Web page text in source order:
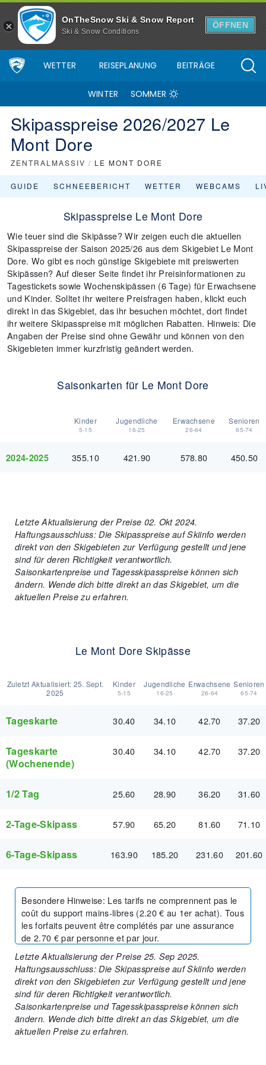
OnTheSnow Ski & Snow Report
Ski & Snow Conditions
ÖFFNEN
WETTER REISEPLANUNG BEITRÄGE
WINTER SOMMER
Skipasspreise 2026/2027 Le
Mont Dore
ZENTRALMASSIV / LE MONT DORE
GUIDE SCHNEEBERICHT WETTER WEBCAMS
Skipasspreise Le Mont Dore
Wie teuer sind die Skipässe? Wir zeigen euch die aktuellen
Skipasspreise der Saison 2025/26 aus dem Skigebiet Le Mont
Dore. Wo gibt es noch günstige Skigebiete mit preiswerten
Skipässen? Auf dieser Seite findet ihr Preisinformationen zu
Tagestickets sowie Wochenskipässen (6 Tage) für Erwachsene
und Kinder. Solltet ihr weitere Preisfragen haben, klickt euch
direkt in das Skigebiet, das ihr besuchen möchtet, dort findet
ihr weitere Skipasspreise mit möglichen Rabatten. Hinweis: Die
Angaben der Preise sind ohne Gewähr und können von den
Skigebieten immer kurzfristig geändert werden.
Saisonkarten für Le Mont Dore
Kinder
5-15
Jugendliche
16-25
Erwachsene
26-64
Senioren
65-74
2024-2025 355.10 421.90 578.80 450.50
Letzte Aktualisierung der Preise 02. Okt 2024.
Haftungsausschluss: Die Skipasspreise auf Skiinfo werden
direkt von den Skigebieten zur Verfügung gestellt und jene
sind für deren Richtigkeit verantwortlich.
Saisonkartenpreise und Tagesskipasspreise können sich
ändern. Wende dich bitte direkt an das Skigebiet, um die
aktuellen Preise zu erfahren.
Le Mont Dore Skipässe
Zuletzt Aktualisiert: 25. Sept.
2025
Kinder
5-15
Jugendliche
16-25
Erwachsene
26-64
Senioren
65-74
Tageskarte 30.40 34.10 42.70 37.20
Tageskarte
(Wochenende)
30.40 34.10 42.70 37.20
1/2 Tag 25.60 28.90 36.20 31.60
2-Tage-Skipass 57.90 65.20 81.60 71.10
6-Tage-Skipass 163.90 185.20 231.60 201.60
Besondere Hinweise: Les tarifs ne comprennent pas le
coût du support mains-libres (2.20 € au 1er achat). Tous
les forfaits peuvent être complétés par une assurance
de 2.70 € par personne et par jour.
Letzte Aktualisierung der Preise 25. Sep 2025.
Haftungsausschluss: Die Skipasspreise auf Skiinfo werden
direkt von den Skigebieten zur Verfügung gestellt und jene
sind für deren Richtigkeit verantwortlich.
Saisonkartenpreise und Tagesskipasspreise können sich
ändern. Wende dich bitte direkt an das Skigebiet, um die
aktuellen Preise zu erfahren.